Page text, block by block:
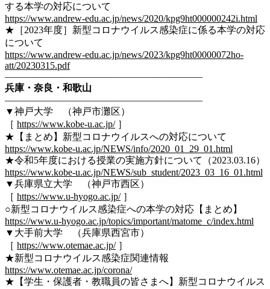
する本学の対応について
https://www.andrew-edu.ac.jp/news/2020/kpg9ht000000242i.html
★［2023年度］新型コロナウイルス感染症に係る本学の対応
について
https://www.andrew-edu.ac.jp/news/2023/kpg9ht00000072ho-
att/20230315.pdf
————————————————————–
兵庫・奈良・和歌山
————————————————————–
▼神戸大学 （神戸市灘区）
［ https://www.kobe-u.ac.jp/］
★【まとめ】新型コロナウイルスへの対応について
https://www.kobe-u.ac.jp/NEWS/info/2020_01_29_01.html
★令和5年度における授業の実施方針について（2023.03.16）
https://www.kobe-u.ac.jp/NEWS/sub_student/2023_03_16_01.html
▼兵庫県立大学 （神戸市西区）
［ https://www.u-hyogo.ac.jp/］
○新型コロナウイルス感染症への本学の対応【まとめ】
https://www.u-hyogo.ac.jp/topics/important/matome_c/index.html
▼大手前大学 （兵庫県西宮市）
［ https://www.otemae.ac.jp/］
★新型コロナウイルス感染症関連情報
https://www.otemae.ac.jp/corona/
★【学生・保護者・教職員の皆さまへ】新型コロナウイルス